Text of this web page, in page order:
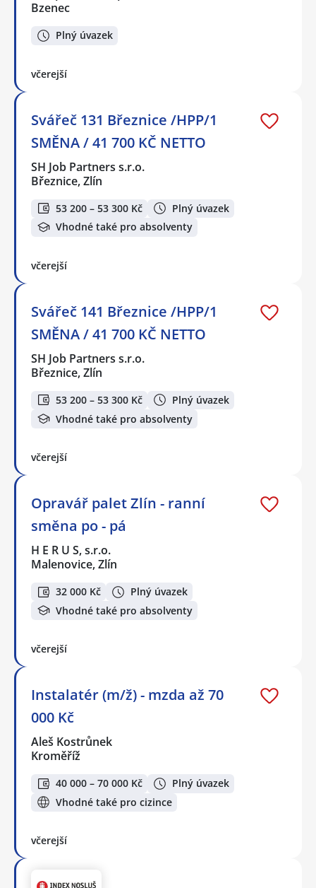
Bzenec
Plný úvazek
včerejší
Svářeč 131 Březnice /HPP/1
SMĚNA / 41 700 KČ NETTO
SH Job Partners s.r.o.
Březnice, Zlín
53 200 – 53 300 Kč
Plný úvazek
Vhodné také pro absolventy
včerejší
Svářeč 141 Březnice /HPP/1
SMĚNA / 41 700 KČ NETTO
SH Job Partners s.r.o.
Březnice, Zlín
53 200 – 53 300 Kč
Plný úvazek
Vhodné také pro absolventy
včerejší
Opravář palet Zlín - ranní
směna po - pá
H E R U S, s.r.o.
Malenovice, Zlín
32 000 Kč
Plný úvazek
Vhodné také pro absolventy
včerejší
Instalatér (m/ž) - mzda až 70
000 Kč
Aleš Kostrůnek
Kroměříž
40 000 – 70 000 Kč
Plný úvazek
Vhodné také pro cizince
včerejší